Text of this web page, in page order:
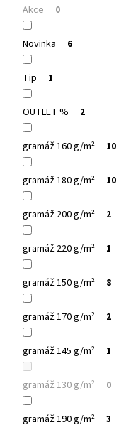
Akce 0
Novinka 6
Tip 1
OUTLET % 2
gramáž 160 g/m² 10
gramáž 180 g/m² 10
gramáž 200 g/m² 2
gramáž 220 g/m² 1
gramáž 150 g/m² 8
gramáž 170 g/m² 2
gramáž 145 g/m² 1
gramáž 130 g/m² 0
gramáž 190 g/m² 3
m
MALFINI
CITY
120
DÁMSKÉ
TRIČKO,
150
VOLNÝ
STŘIH
106
Kč